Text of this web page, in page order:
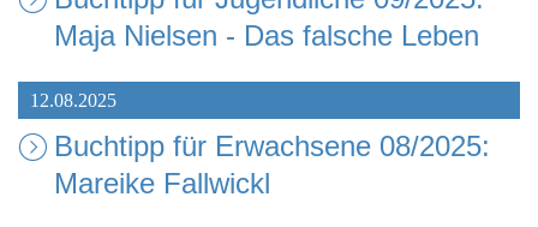
Maja Nielsen - Das falsche Leben
12.08.2025
Buchtipp für Erwachsene 08/2025:
Mareike Fallwickl